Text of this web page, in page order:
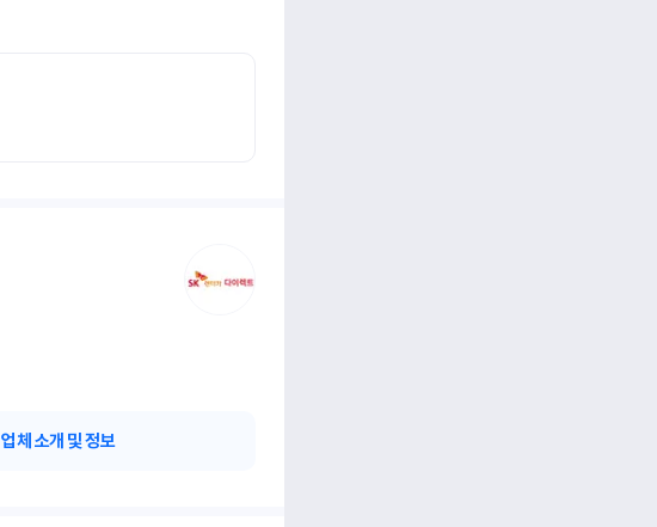
업체 소개 및 정보